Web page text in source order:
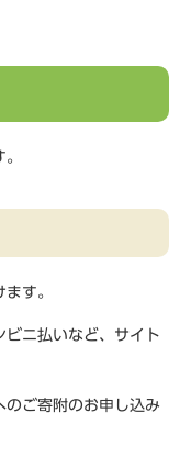
す。
ニ払いなど、サイト
ご寄附のお申し込み